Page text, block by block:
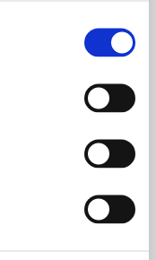
i København